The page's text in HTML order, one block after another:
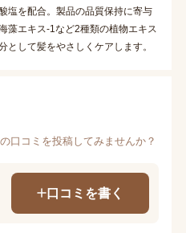
塩を配合。製品の品質保持に寄与
藻エキス-1など2種類の植物エキス
として髪をやさしくケアします。
口コミを投稿してみませんか？
口コミを書く